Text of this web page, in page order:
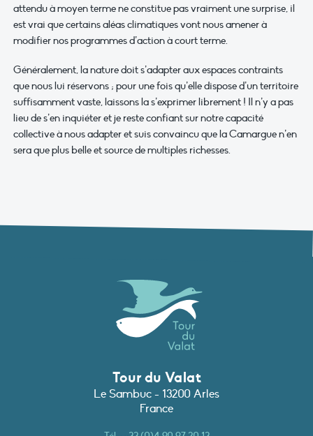
attendu à moyen terme ne constitue pas vraiment une surprise, il
est vrai que certains aléas climatiques vont nous amener à
modifier nos programmes d’action à court terme.
Généralement, la nature doit s’adapter aux espaces contraints
que nous lui réservons ; pour une fois qu’elle dispose d’un territoire
suffisamment vaste, laissons la s’exprimer librement ! Il n’y a pas
lieu de s’en inquiéter et je reste confiant sur notre capacité
collective à nous adapter et suis convaincu que la Camargue n’en
sera que plus belle et source de multiples richesses.
Tour du Valat
Le Sambuc - 13200 Arles
France